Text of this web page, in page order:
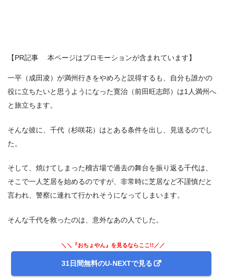
【PR記事 本ページはプロモーションが含まれています】
一平（成田凌）が満州行きをやめろと説得するも、自分も誰かの
役に立ちたいと思うようになった寛治（前田旺志郎）は1人満州へ
と旅立ちます。
そんな彼に、千代（杉咲花）はとある条件を出し、見送るのでし
た。
そして、焼けてしまった稽古場で過去の舞台を振り返る千代は、
そこで一人芝居を始めるのですが、非常時に芝居など不謹慎だと
言われ、警察に連れて行かれそうになってしまいます。
そんな千代を救ったのは、意外なあの人でした。
＼＼『おちょやん』を見るならここ!!／／
31日間無料のU-NEXTで見る